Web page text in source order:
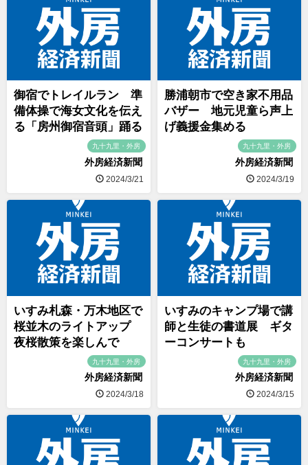
御宿でトレイルラン 準
備体操で海女文化を伝え
る「房州御宿音頭」踊る
九十九里・外房
外房経済新聞
2024/3/21
勝浦朝市で空き家不用品
バザー 地元児童ら声上
げ義援金集める
九十九里・外房
外房経済新聞
2024/3/19
いすみ札森・万木地区で
桜並木のライトアップ
夜桜散策を楽しんで
九十九里・外房
外房経済新聞
2024/3/18
いすみのキャンプ場で講
師と生徒の書道展 ギタ
ーコンサートも
九十九里・外房
外房経済新聞
2024/3/15